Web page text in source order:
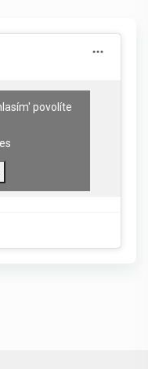
povolíte